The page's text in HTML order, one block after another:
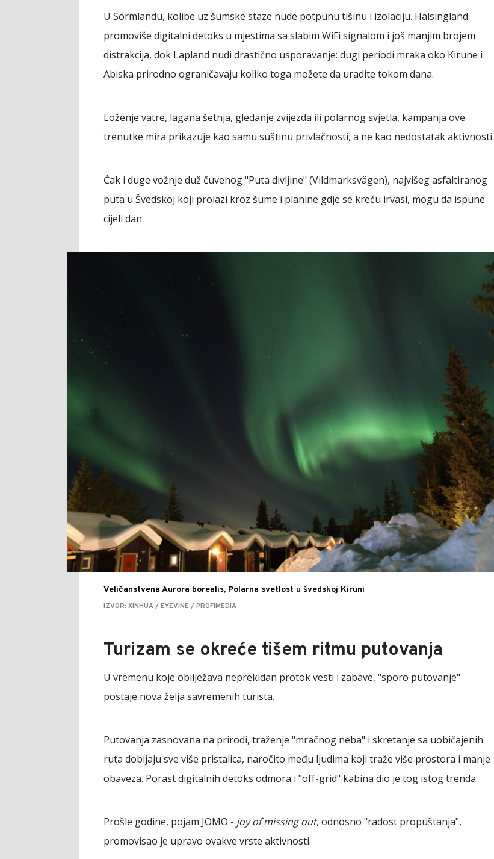
U Sormlandu, kolibe uz šumske staze nude potpunu tišinu i izolaciju. Halsingland
promoviše digitalni detoks u mjestima sa slabim WiFi signalom i još manjim brojem
distrakcija, dok Lapland nudi drastično usporavanje: dugi periodi mraka oko Kirune i
Abiska prirodno ograničavaju koliko toga možete da uradite tokom dana.
Loženje vatre, lagana šetnja, gledanje zvijezda ili polarnog svjetla, kampanja ove
trenutke mira prikazuje kao samu suštinu privlačnosti, a ne kao nedostatak aktivnosti.
Čak i duge vožnje duž čuvenog "Puta divljine" (Vildmarksvägen), najvišeg asfaltiranog
puta u Švedskoj koji prolazi kroz šume i planine gdje se kreću irvasi, mogu da ispune
cijeli dan.
Veličanstvena Aurora borealis, Polarna svetlost u švedskoj Kiruni
IZVOR: XINHUA / EYEVINE / PROFIMEDIA
Turizam se okreće tišem ritmu putovanja
U vremenu koje obilježava neprekidan protok vesti i zabave, "sporo putovanje"
postaje nova želja savremenih turista.
Putovanja zasnovana na prirodi, traženje "mračnog neba" i skretanje sa uobičajenih
ruta dobijaju sve više pristalica, naročito među ljudima koji traže više prostora i manje
obaveza. Porast digitalnih detoks odmora i "off-grid" kabina dio je tog istog trenda.
Prošle godine, pojam JOMO - joy of missing out, odnosno "radost propuštanja",
promovisao je upravo ovakve vrste aktivnosti.